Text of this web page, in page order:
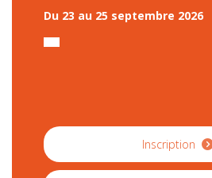
Du 23 au 25 septembre 2026
Inscription